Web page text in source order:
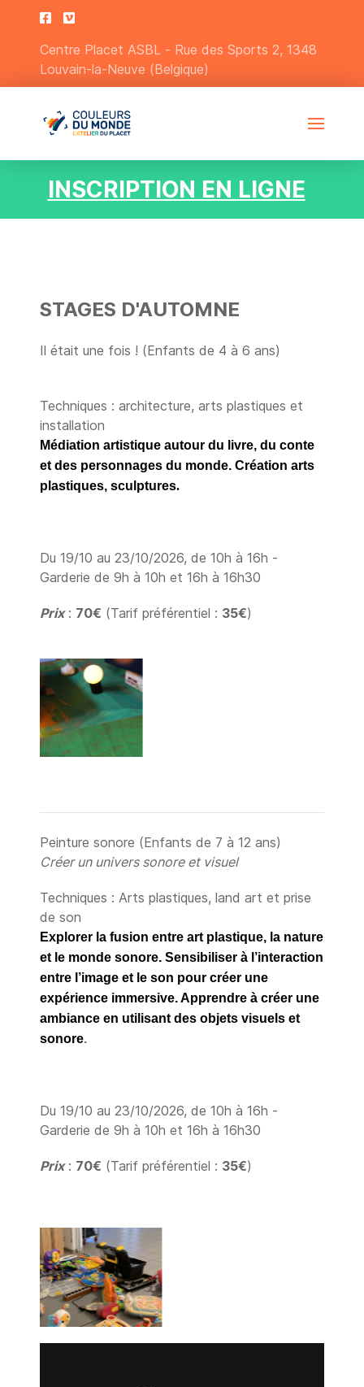
Centre Placet ASBL - Rue des Sports 2, 1348
Louvain-la-Neuve (Belgique)
INSCRIPTION EN LIGNE
STAGES D'AUTOMNE
Il était une fois ! (Enfants de 4 à 6 ans)
Techniques : architecture, arts plastiques et
installation
Médiation artistique autour du livre, du conte
et des personnages du monde. Création arts
plastiques, sculptures.
Du 19/10 au 23/10/2026, de 10h à 16h -
Garderie de 9h à 10h et 16h à 16h30
Prix: 70€ (Tarif préférentiel : 35€)
Peinture sonore (Enfants de 7 à 12 ans)
Créer un univers sonore et visuel
Techniques : Arts plastiques, land art et prise
de son
Explorer la fusion entre art plastique, la nature
et le monde sonore. Sensibiliser à l’interaction
entre l’image et le son pour créer une
expérience immersive. Apprendre à créer une
ambiance en utilisant des objets visuels et
sonore.
Du 19/10 au 23/10/2026, de 10h à 16h -
Garderie de 9h à 10h et 16h à 16h30
Prix: 70€ (Tarif préférentiel : 35€)